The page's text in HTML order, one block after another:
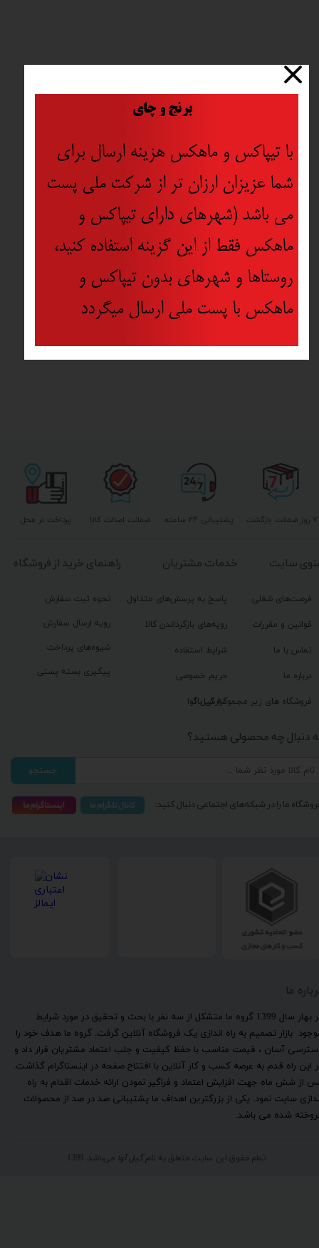
ما
​در بهار سال 1399 گروه ما متشکل از سه نفر با بحث و تحقیق در مورد شرایط
بازار تصمیم به راه اندازی یک فروشگاه آنلاین گرفت. گروه ما هدف خود را
آسان ، قیمت مناسب با حفظ کیفیت و جلب اعتماد مشتریان قرار داد و
این راه قدم به عرصه کسب و کار آنلاین با افتتاح صفحه در اینستاگرام گذاشت.
از شش ماه جهت افزایش اعتماد و فراگیر نمودن ارائه خدمات اقدام به راه
سایت نمود. یکی از بزرگترین اهداف ما پشتیبانی صد در صد از محصولات
شده می باشد.
تمام حقوق این سایت متعلق به نام گیل آوا می‌باشد. 1399
پشتیبانی ۲۴ ساعته پرداخت در محل ۷ روز ضمانت بازگشت ضمانت اصالت کالا
راهنمای خرید از فروشگاه
نحوه ثبت سفارش
رویه ارسال سفارش
شیوه‌های پرداخت
پیگیری بسته پستی
خدمات مشتریان
پاسخ به پرسش‌های متداول
رویه‌های بازگرداندن کالا
شرایط استفاده
حریم خصوصی
گزارش باگ
سایت
فرصت‌های شغلی
قوانین و مقررات
تماس با ما
درباره ما
فروشگاه های زیر مجموعه گیل آوا
دنبال چه محصولی هستید؟
جستجو
ما را در شبکه‌های اجتماعی دنبال کنید:
برنج و چای
با تیپاکس و ماهکس هزینه ارسال برای
شما عزیزان ارزان تر از شرکت ملی پست
می باشد (شهرهای دارای تیپاکس و
ماهکس فقط از این گزینه استفاده کنید،
روستاها و شهرهای بدون تیپاکس و
ماهکس با پست ملی ارسال میگردد